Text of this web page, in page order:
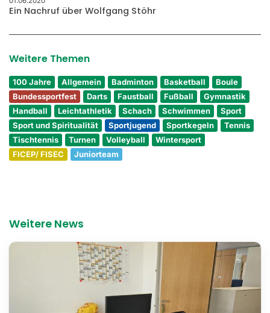
Ein Nachruf über Wolfgang Stöhr
Weitere Themen
100 Jahre Allgemein Badminton Basketball
Boule
Bundessportfest
Darts Faustball Fußball
Gymnastik
Handball
Leichtathletik Schach Schwimmen
Sport
Sport und Spiritualität
Sportjugend Sportkegeln
Tennis
Tischtennis
Turnen Volleyball
Wintersport
FICEP/ FISEC
Juniorteam
Weitere News